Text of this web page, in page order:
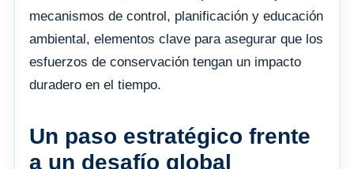
mecanismos de control, planificación y educación
ambiental, elementos clave para asegurar que los
esfuerzos de conservación tengan un impacto
duradero en el tiempo.
Un paso estratégico frente
a un desafío global